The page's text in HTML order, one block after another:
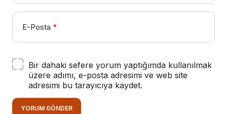
E-Posta *
Bir dahaki sefere yorum yaptığımda kullanılmak
üzere adımı, e-posta adresimi ve web site
adresimi bu tarayıcıya kaydet.
YORUM GÖNDER